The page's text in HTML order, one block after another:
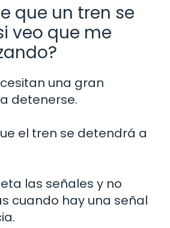
que un tren se
veo que me
una gran
detenerse.
el tren se detendrá a
las señales y no
cuando hay una señal